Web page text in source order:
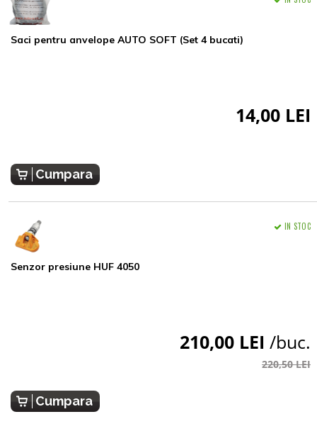
Saci pentru anvelope AUTO SOFT (Set 4 bucati)
14,00 LEI
Cumpara
Senzor presiune HUF 4050
IN STOC
210,00 LEI /buc.
220,50 LEI
Cumpara